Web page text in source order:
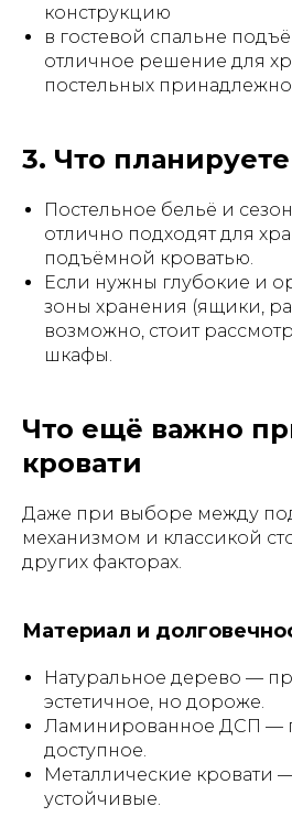
конструкцию
в гостевой спальне
отличное решение для
постельных
3. Что
Постельное бельё и
отлично подходят для
подъёмной кроватью.
Если нужны глубокие и
зоны хранения (ящики,
возможно, стоит
шкафы.
Что ещё важно
кровати
Даже при выборе между
механизмом и классикой
других факторах.
Материал и
Натуральное дерево —
эстетичное, но дороже.
Ламинированное ДСП —
доступное.
Металлические кровати
устойчивые.